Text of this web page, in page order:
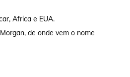
Africa e EUA.
de onde vem o nome